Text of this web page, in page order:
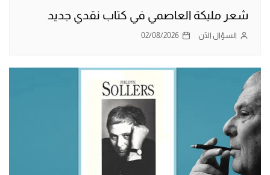
شعر مليكة العاصمي في كتاب نقدي جديد
السؤال الآن 02/08/2026